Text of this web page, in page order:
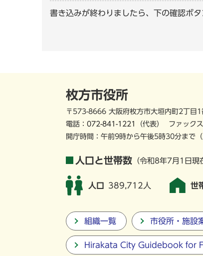
書き込みが終わりましたら、下の確認ボタ
枚方市役所
〒573-8666 大阪府枚方市大垣内町2丁目
電話： 072-841-1221 （代表） ファック
開庁時間：午前9時から午後5時30分まで
人口と世帯数 （令和8年7月1日現
人口 389,712人 世
組織一覧 市役所・施設
Hirakata City Guidebook for